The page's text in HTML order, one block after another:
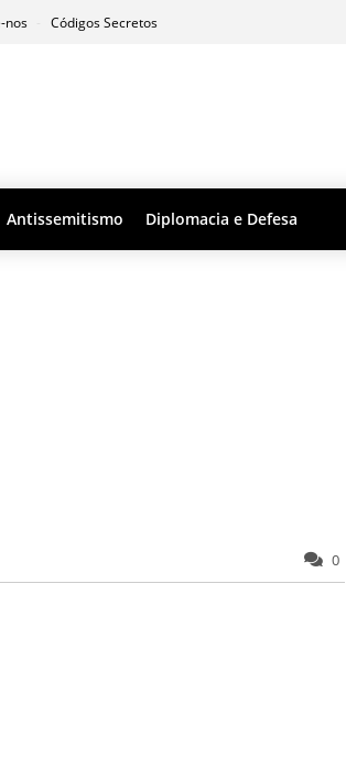
nos Códigos Secretos
Antissemitismo Diplomacia e Defesa
0